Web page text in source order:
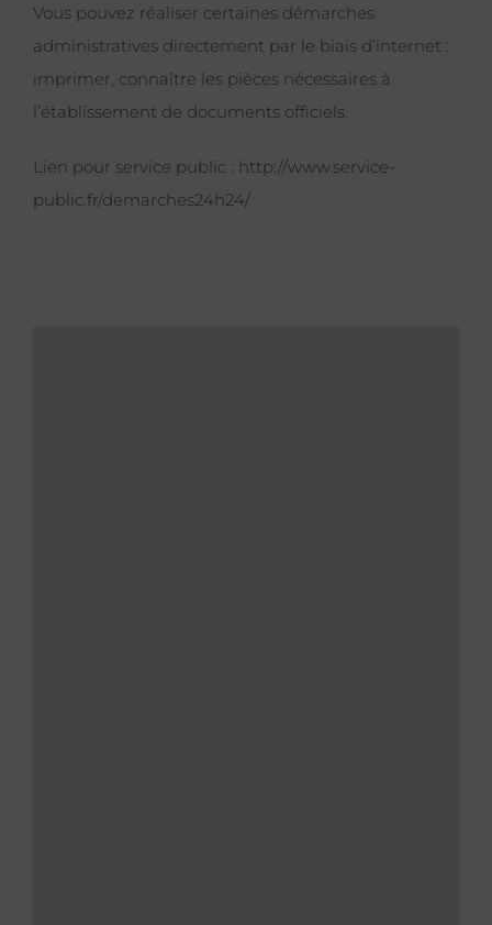
Vous pouvez réaliser certaines démarches
administratives directement par le biais d’internet :
imprimer, connaître les pièces nécessaires à
l’établissement de documents officiels.
Lien pour service public : http://www.service-
public.fr/demarches24h24/